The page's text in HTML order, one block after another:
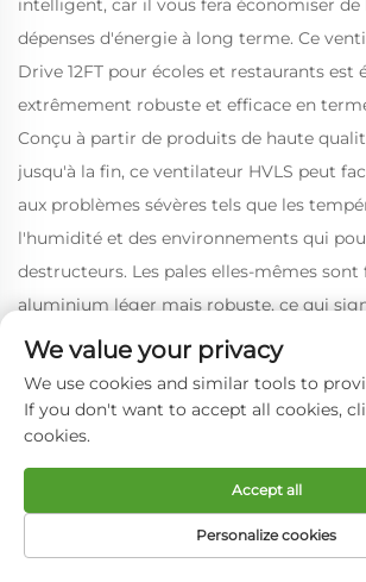
intelligent, car il vous fera économiser
dépenses d'énergie à long terme. Ce
Drive 12FT pour écoles et restaurants est
extrêmement robuste et efficace en
Conçu à partir de produits de haute
jusqu'à la fin, ce ventilateur HVLS peut
aux problèmes sévères tels que les
l'humidité et des environnements qui
destructeurs. Les pales elles-mêmes sont
aluminium léger mais robuste, ce qui
ventilateur peut faire face aux demandes
L'installation de ce ventilateur industriel
avec moteur direct peut se faire sans
technologie de Moteur Direct aide à
courroies ni poulies à se soucier, et le
installé rapidement. Il est extrêmement
espaces commerciaux, où le temps est
We value your privacy
We use cookies and similar tools to
If you don't want to accept all cookies,
cookies.
Personalize cookies
Accept all